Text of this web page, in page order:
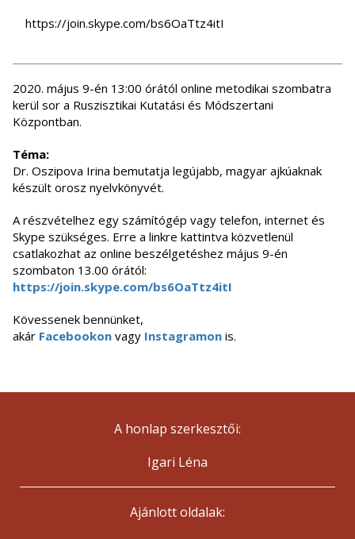
https://join.skype.com/bs6OaTtz4itI
2020. május 9-én 13:00 órától online metodikai szombatra
kerül sor a Ruszisztikai Kutatási és Módszertani
Központban.
Téma:
Dr. Oszipova Irina bemutatja legújabb, magyar ajkúaknak
készült orosz nyelvkönyvét.
A részvételhez egy számítógép vagy telefon, internet és
Skype szükséges. Erre a linkre kattintva közvetlenül
csatlakozhat az online beszélgetéshez május 9-én
szombaton 13.00 órától:
https://join.skype.com/bs6OaTtz4itI
Kövessenek bennünket,
akár Facebookon vagy Instagramon is.
A honlap szerkesztői:
Igari Léna
Ajánlott oldalak: